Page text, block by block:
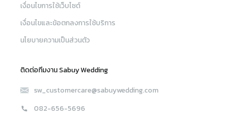
เงื่อนไขการใช้เว็บไซต์
เงื่อนไขและข้อตกลงการใช้บริการ
นโยบายความเป็นส่วนตัว
ติดต่อทีมงาน Sabuy Wedding
sw_customercare@sabuywedding.com
082-656-5696